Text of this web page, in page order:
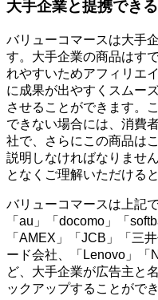
大手企業と提携できる
バリューコマースは大手
す。大手企業の商品はす
れやすいためアフィリエ
に成果が出やすくスムー
させることができます。
できない場合には、消費
社で、さらにこの商品は
説明しなければなりませ
となくご理解いただける
バリューコマースは上記
「au」「docomo」「
「AMEX」「JCB」「三
ード会社、「Lenovo」「
ど、大手企業が広告主と
ックアップすることができ